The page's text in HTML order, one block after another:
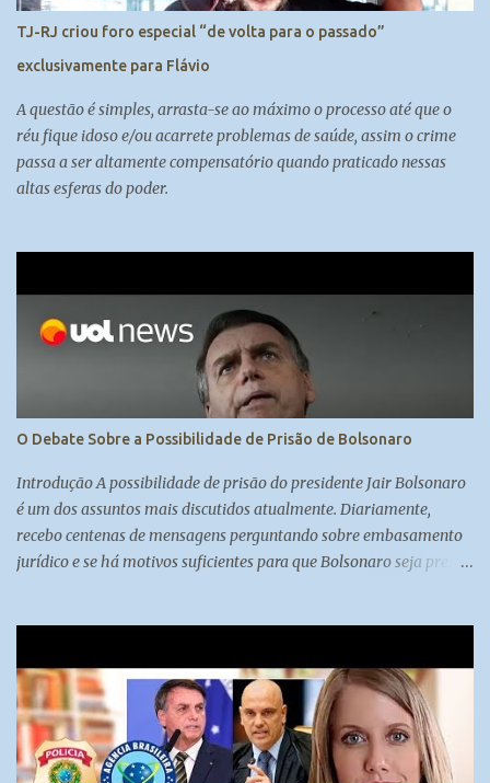
TJ-RJ criou foro especial “de volta para o passado”
exclusivamente para Flávio
A questão é simples, arrasta-se ao máximo o processo até que o
réu fique idoso e/ou acarrete problemas de saúde, assim o crime
passa a ser altamente compensatório quando praticado nessas
altas esferas do poder.
O Debate Sobre a Possibilidade de Prisão de Bolsonaro
Introdução A possibilidade de prisão do presidente Jair Bolsonaro
é um dos assuntos mais discutidos atualmente. Diariamente,
recebo centenas de mensagens perguntando sobre embasamento
jurídico e se há motivos suficientes para que Bolsonaro seja preso.
não. A Decisão do Supremo Tribunal Federal O direito,
diferentemente da matemática, comporta duas respostas: sim ou
não. O STF, como uma corte política, pondera prós e contras antes
de tomar uma decisão de impacto como essa. Embora existam
motivos para prender Bolsonaro, os ministros consideram que não